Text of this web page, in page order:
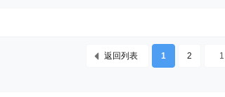
1 2
返回列表